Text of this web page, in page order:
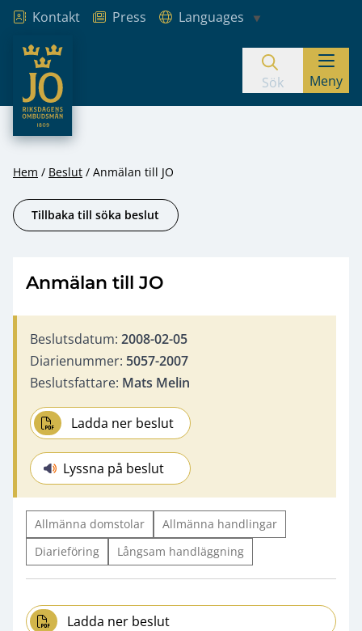
Hoppa till innehåll
Kontakt Press
Languages
JO – Riksdagens Ombudsmän
Sök Meny
Hem Beslut Anmälan till JO
Tillbaka till söka beslut
Anmälan till JO
Beslutsdatum: 2008-02-05
Diarienummer: 5057-2007
Beslutsfattare: Mats Melin
Ladda ner beslut
Lyssna på beslut
Allmänna domstolar
Allmänna handlingar
Diarieföring
Långsam handläggning
Ladda ner beslut